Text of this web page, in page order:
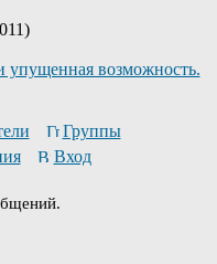
упущенная возможность.
Группы
Вход